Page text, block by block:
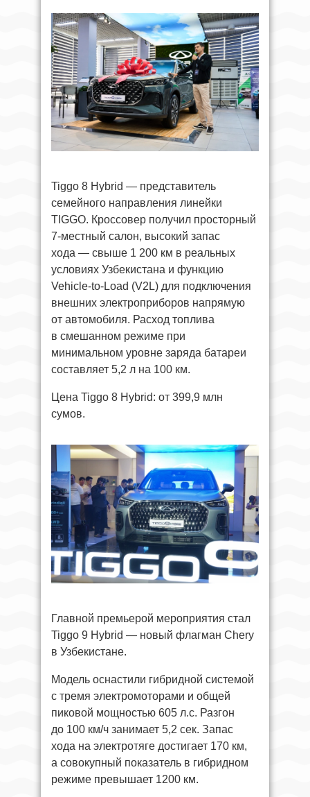
Tiggo 8 Hybrid — представитель
семейного направления линейки
TIGGO. Кроссовер получил просторный
7-местный салон, высокий запас
хода — свыше 1 200 км в реальных
условиях Узбекистана и функцию
Vehicle-to-Load (V2L) для подключения
внешних электроприборов напрямую
от автомобиля. Расход топлива
в смешанном режиме при
минимальном уровне заряда батареи
составляет 5,2 л на 100 км.
Цена Tiggo 8 Hybrid: от 399,9 млн
сумов.
Главной премьерой мероприятия стал
Tiggo 9 Hybrid — новый флагман Chery
в Узбекистане.
Модель оснастили гибридной системой
с тремя электромоторами и общей
пиковой мощностью 605 л.с. Разгон
до 100 км/ч занимает 5,2 сек. Запас
хода на электротяге достигает 170 км,
а совокупный показатель в гибридном
режиме превышает 1200 км.